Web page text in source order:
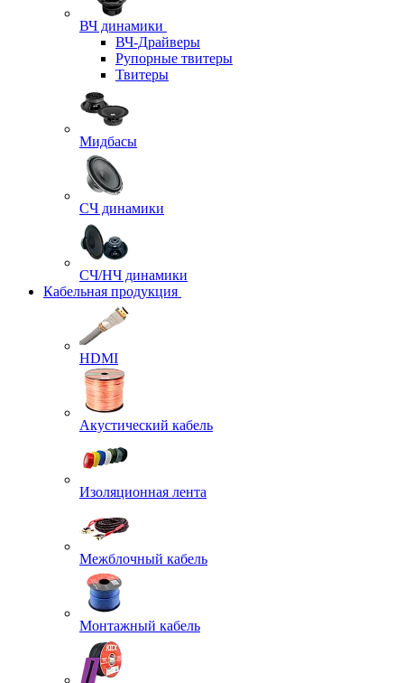
ВЧ динамики
ВЧ-Драйверы
Рупорные твитеры
Твитеры
Мидбасы
СЧ динамики
СЧ/НЧ динамики
Кабельная продукция
HDMI
Акустический кабель
Изоляционная лента
Межблочный кабель
Монтажный кабель